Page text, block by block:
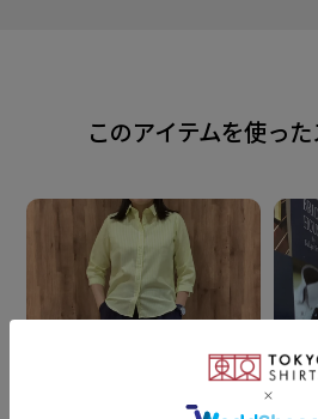
【 ふわっとガーゼシャツ 七
いと 涼しいシャツスタイルをお
軽量感と風通しの良さでストレ
せになり 春から夏にかけて大
ィネイトに アクセントを加えて
このアイテムを使っ